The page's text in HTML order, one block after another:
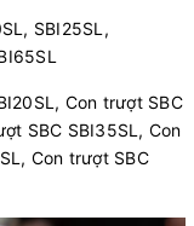
SBI25SL,
Con trượt SBC
SBC SBI35SL, Con
Con trượt SBC